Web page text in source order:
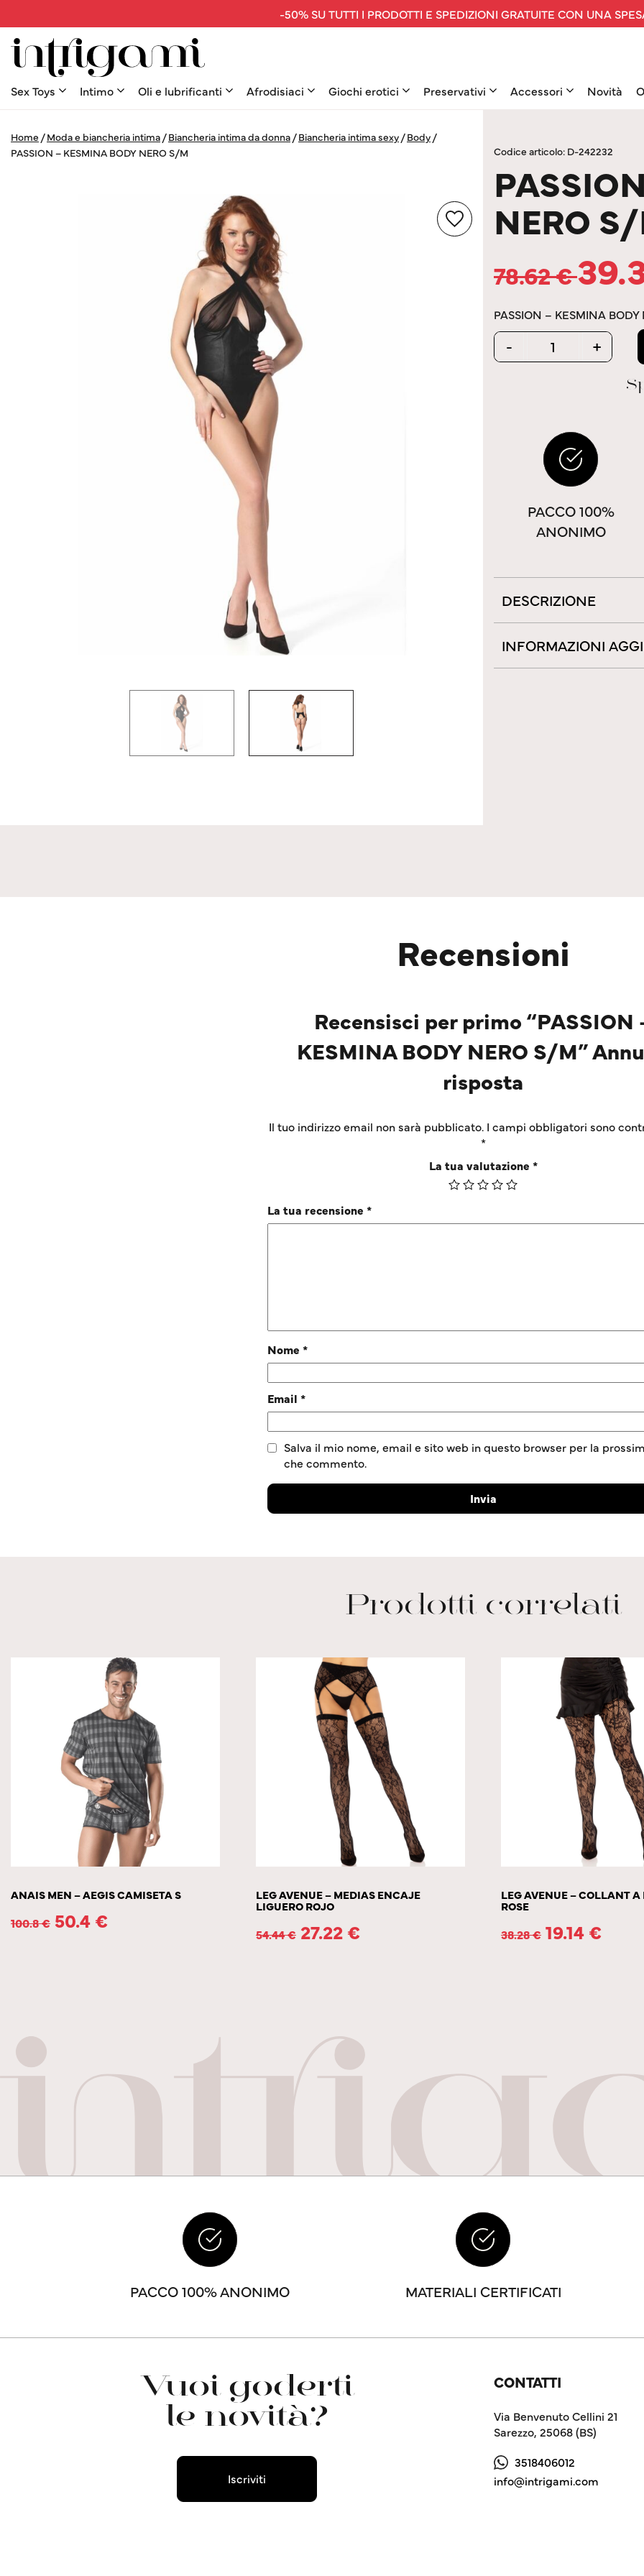
-50% SU TUTTI I PRODOTTI E SPEDIZIONI GRATUITE CON UNA
Sex Toys Intimo Oli e lubrificanti Afrodisiaci Giochi erotici Preservativi Accessori Novità
Home /Moda e biancheria intima /Biancheria intima da donna /Biancheria intima sexy /Body /
PASSION – KESMINA BODY NERO S/M
Codice articolo: D-242232
NERO
78.62€
PASSION – KESMINA
Quantity
- +
PACCO 100%
ANONIMO
DESCRIZIONE
INFORMAZIONI
Recensioni
Recensisci per primo “PASSION
KESMINA BODY NERO S/M”
risposta
Il tuo indirizzo email non sarà pubblicato. I campi obbligatori sono
*
La tua valutazione *
La tua recensione *
Nome *
Email *
Salva il mio nome, email e sito web in questo browser per la
che commento.
Prodotti correlati
ANAIS MEN – AEGIS CAMISETA S
100.8€ 50.4 €
LEG AVENUE – MEDIAS ENCAJE
LIGUERO ROJO
54.44€ 27.22 €
LEG AVENUE – COLLANT A
ROSE
38.28€ 19.14 €
PACCO 100% ANONIMO MATERIALI CERTIFICATI
Vuoi goderti
le novità?
Iscriviti
CONTATTI
Via Benvenuto Cellini 21
Sarezzo, 25068 (BS)
3518406012
info@intrigami.com